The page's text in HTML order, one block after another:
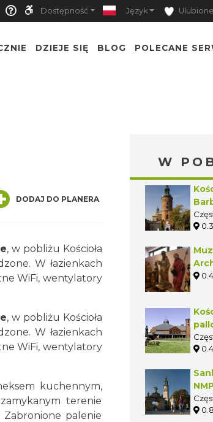
Dostępność Język Ulubione
DZIEJE SIĘ BLOG POLECANE
DODAJ DO PLANERA
, w pobliżu Kościoła
W łazienkach
WiFi, wentylatory
, w pobliżu Kościoła
W łazienkach
WiFi, wentylatory
kuchennym,
terenie
palenie
W